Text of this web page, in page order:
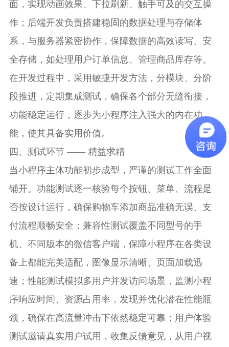
面，实现动画效果、下拉刷新、触手可及的交互操
作；后端开发负责搭建稳固的数据处理与存储体
系，与服务器紧密协作，保障数据的高效读写、安
全存储，如处理用户订单信息、管理商品库存等。
在开发过程中，采用敏捷开发方法，分模块、分阶
段推进，定期集成测试，确保各个部分无缝衔接，
功能稳定运行，逐步为小程序注入强大的内在功
能，使其具备实用价值。
四、测试环节 —— 精益求精
当小程序主体功能初步成型，严谨的测试工作全面
铺开。功能测试逐一核验每个按钮、菜单、流程是
否按设计运行，确保购物车添加商品准确无误、支
付流程顺畅安全；兼容性测试覆盖不同型号的手
机、不同版本的微信客户端，保障小程序在各类设
备上都能完美适配，图像显示清晰、页面加载迅
速；性能测试模拟多用户并发访问场景，监测小程
序响应时间、资源占用率，发现并优化潜在性能瓶
颈，确保在高流量冲击下依然稳定可靠；用户体验
测试邀请真实用户试用，收集反馈意见，从用户视